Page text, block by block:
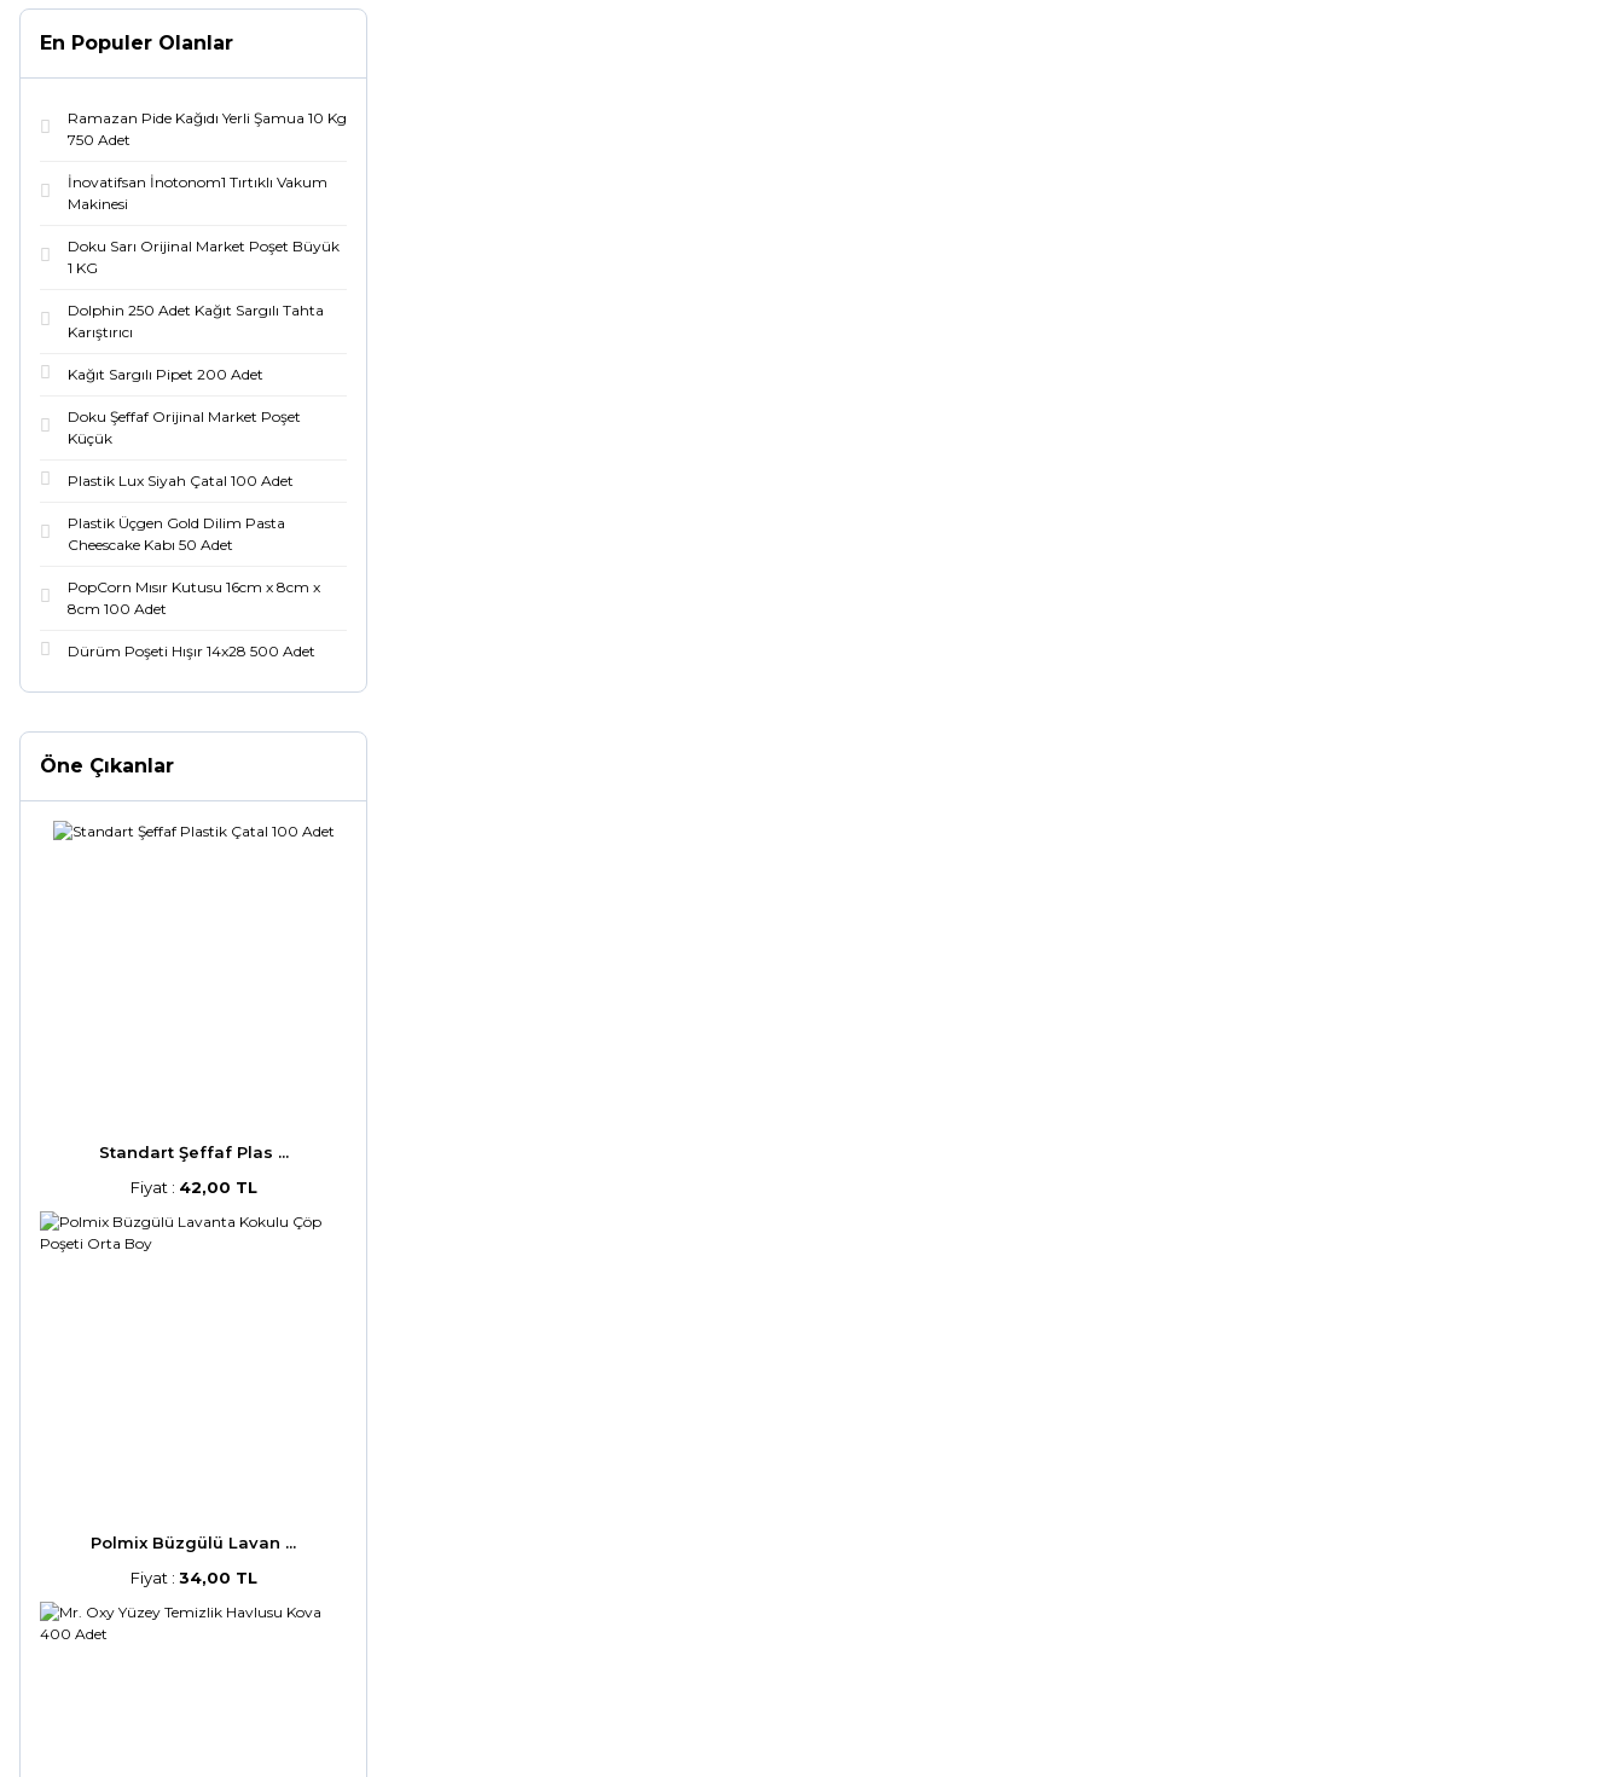
En Populer Olanlar
Ramazan Pide Kağıdı Yerli Şamua 10 Kg
750 Adet
İnovatifsan İnotonom1 Tırtıklı Vakum
Makinesi
Doku Sarı Orijinal Market Poşet Büyük
1 KG
Dolphin 250 Adet Kağıt Sargılı Tahta
Karıştırıcı
Kağıt Sargılı Pipet 200 Adet
Doku Şeffaf Orijinal Market Poşet
Küçük
Plastik Lux Siyah Çatal 100 Adet
Plastik Üçgen Gold Dilim Pasta
Cheescake Kabı 50 Adet
PopCorn Mısır Kutusu 16cm x 8cm x
8cm 100 Adet
Dürüm Poşeti Hışır 14x28 500 Adet
Öne Çıkanlar
Standart Şeffaf Plas ...
Fiyat : 42,00 TL
Polmix Büzgülü Lavan ...
Fiyat : 34,00 TL